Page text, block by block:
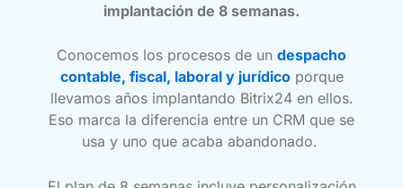
implantación de 8 semanas.
Conocemos los procesos de un despacho
contable, fiscal, laboral y jurídicoporque
llevamos años implantando Bitrix24 en ellos.
Eso marca la diferencia entre un CRM que se
usa y uno que acaba abandonado.